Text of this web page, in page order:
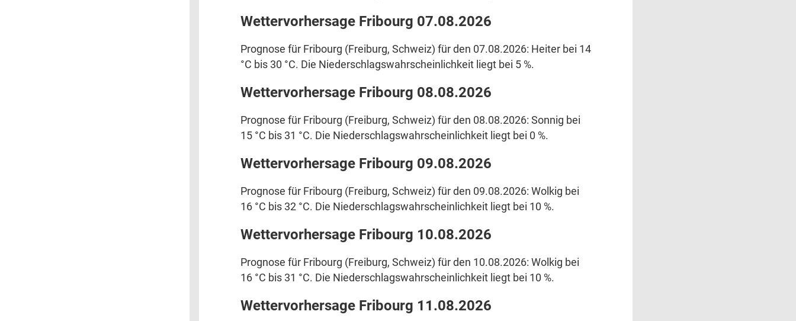
Wettervorhersage Fribourg 07.08.2026
Prognose für Fribourg (Freiburg, Schweiz) für den 07.08.2026: Heiter bei 14
°C bis 30 °C. Die Niederschlagswahrscheinlichkeit liegt bei 5 %.
Wettervorhersage Fribourg 08.08.2026
Prognose für Fribourg (Freiburg, Schweiz) für den 08.08.2026: Sonnig bei
15 °C bis 31 °C. Die Niederschlagswahrscheinlichkeit liegt bei 0 %.
Wettervorhersage Fribourg 09.08.2026
Prognose für Fribourg (Freiburg, Schweiz) für den 09.08.2026: Wolkig bei
16 °C bis 32 °C. Die Niederschlagswahrscheinlichkeit liegt bei 10 %.
Wettervorhersage Fribourg 10.08.2026
Prognose für Fribourg (Freiburg, Schweiz) für den 10.08.2026: Wolkig bei
16 °C bis 31 °C. Die Niederschlagswahrscheinlichkeit liegt bei 10 %.
Wettervorhersage Fribourg 11.08.2026